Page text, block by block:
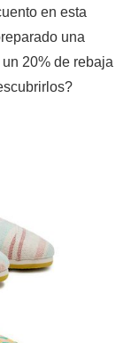
en esta
una
20% de rebaja